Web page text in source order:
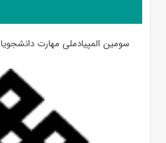
سومین المپیادملی مهارت